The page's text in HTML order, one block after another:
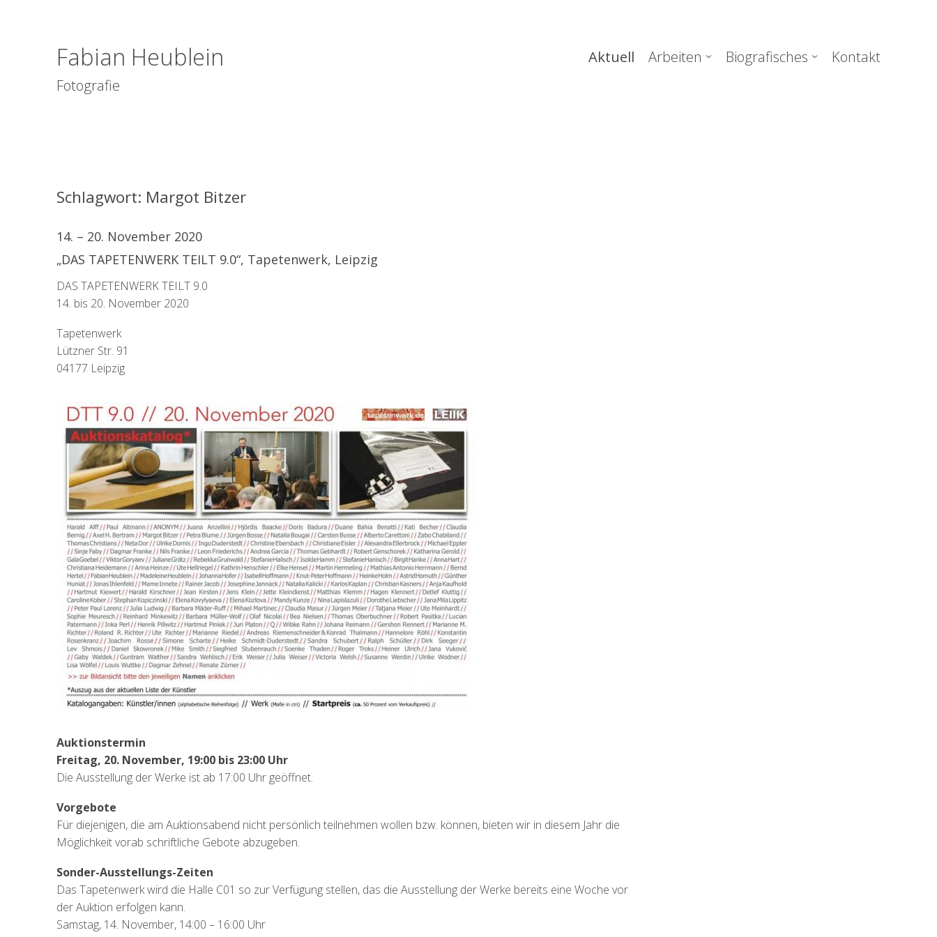
Fabian Heublein
Fotografie
Hauptnavigation
Aktuell Arbeiten Biografisches Kontakt
Schlagwort: Margot Bitzer
14. – 20. November 2020
„DAS TAPETENWERK TEILT 9.0“, Tapetenwerk, Leipzig
DAS TAPETENWERK TEILT 9.0
14. bis 20. November 2020
Tapetenwerk
Lützner Str. 91
04177 Leipzig
Auktionstermin
Freitag, 20. November, 19:00 bis 23:00 Uhr
Die Ausstellung der Werke ist ab 17:00 Uhr geöffnet.
Vorgebote
Für diejenigen, die am Auktionsabend nicht persönlich teilnehmen wollen bzw. können, bieten wir in diesem Jahr die
Möglichkeit vorab schriftliche Gebote abzugeben.
Sonder-Ausstellungs-Zeiten
Das Tapetenwerk wird die Halle C01 so zur Verfügung stellen, das die Ausstellung der Werke bereits eine Woche vor
der Auktion erfolgen kann.
Samstag, 14. November, 14:00 – 16:00 Uhr